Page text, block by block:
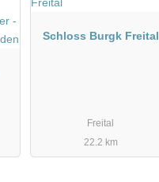
Schloss Burgk Freital
Freital
22.2 km